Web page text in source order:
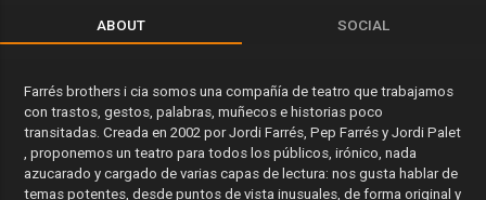
ABOUT SOCIAL
Farrés brothers i cia somos una compañía de teatro que trabajamos
con trastos, gestos, palabras, muñecos e historias poco
transitadas. Creada en 2002 por Jordi Farrés, Pep Farrés y Jordi Palet
, proponemos un teatro para todos los públicos, irónico, nada
azucarado y cargado de varias capas de lectura: nos gusta hablar de
temas potentes, desde puntos de vista inusuales, de forma original y